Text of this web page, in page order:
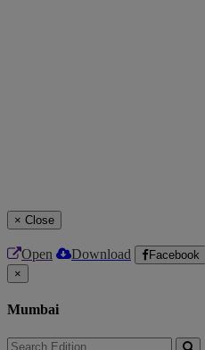
× Close
Open Download Facebook
×
Mumbai